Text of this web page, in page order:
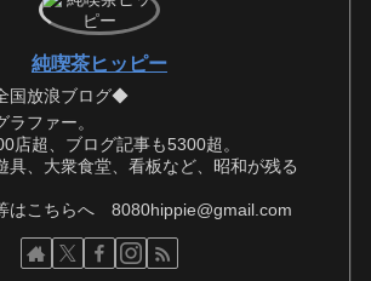
純喫茶ヒッピー
国放浪ブログ◆
ファー。
店超、ブログ記事も5300超。
具、大衆食堂、看板など、昭和が残る
はこちらへ 8080hippie@gmail.com